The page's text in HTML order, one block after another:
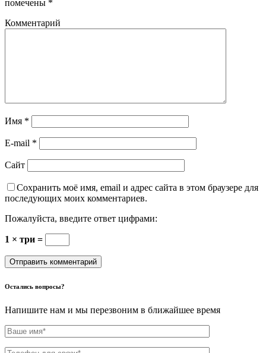
помечены *
Комментарий
Имя *
E-mail *
Сайт
Сохранить моё имя, email и адрес сайта в этом браузере для
последующих моих комментариев.
Пожалуйста, введите ответ цифрами:
1 × три =
Остались вопросы?
Напишите нам и мы перезвоним в ближайшее время